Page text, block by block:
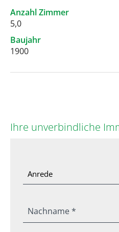
Anzahl Zimmer
5,0
Baujahr
1900
Ihre unverbindliche
Nachname *